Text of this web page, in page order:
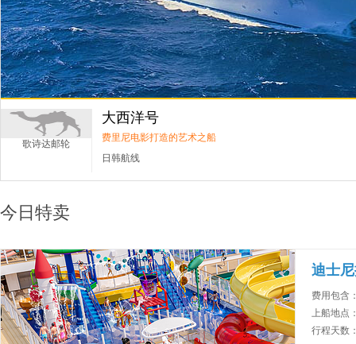
歌诗达邮轮
大西洋号
费里尼电影打造的艺术之船
日韩航线
今日特卖
迪士
费用包含
上船地点
行程天数